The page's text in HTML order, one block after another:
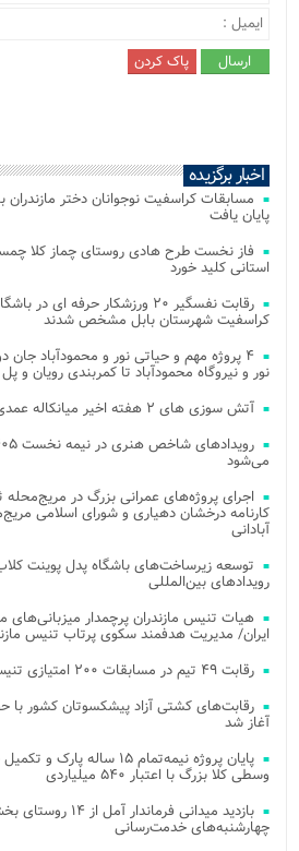
اخبار برگزیده
مسابقات کراسفیت نوجوانان دختر مازندران
پایان یافت
فاز نخست طرح هادی روستای چماز کلا
استانی کلید خورد
کراسفیت شهرستان بابل مشخص شدند
۴ پروژه مهم و حیاتی نور و محمودآباد جان
نور و نیروگاه محمودآباد تا کمربندی رویان و
آتش‌ سوزی‌ های ۲ هفته اخیر میانکاله عمدی بود
می‌شود
اجرای پروژه‌های عمرانی بزرگ در
کارنامه درخشان دهیاری و شورای اسلامی
آبادانی
توسعه زیرساخت‌های باشگاه پدل پوینت
رویدادهای بین‌المللی
هیات تنیس مازندران پرچمدار
ایران/ مدیریت هدفمند سکوی پرتاب تنیس
رقابت ۴۹ تیم در مسابقات ۲۰۰ امتیازی تنیس ساحلی کشور در مازندران
آغاز شد
وسطی کلا بزرگ با اعتبار ۵۴۰ میلیاردی
بازدید میدانی
چهارشنبه‌های خدمت‌رسانی